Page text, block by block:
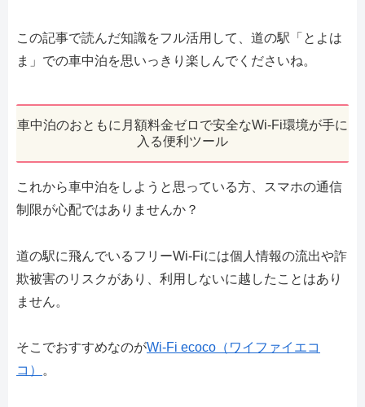
この記事で読んだ知識をフル活用して、道の駅「とよは
ま」での車中泊を思いっきり楽しんでくださいね。
車中泊のおともに月額料金ゼロで安全なWi-Fi環境が手に
入る便利ツール
これから車中泊をしようと思っている方、スマホの通信
制限が心配ではありませんか？
道の駅に飛んでいるフリーWi-Fiには個人情報の流出や詐
欺被害のリスクがあり、利用しないに越したことはあり
ません。
そこでおすすめなのがWi-Fi ecoco（ワイファイエコ
コ） 。